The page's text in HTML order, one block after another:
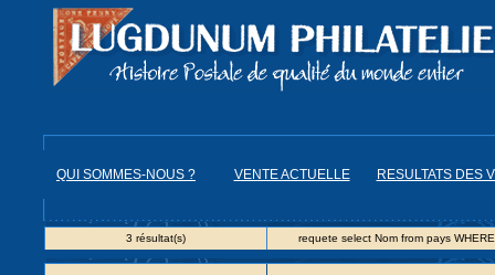
QUI SOMMES-NOUS ? VENTE ACTUELLE RESULTATS DES
3 résultat(s) requete select Nom from pays